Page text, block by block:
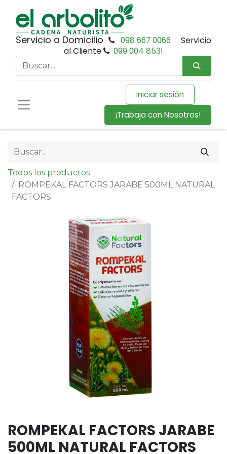
Servicio a Domicilio 098 667 0066
Servicio
al Cliente
099 004 8531
Iniciar sesión
¡Trabaja con Nosotros!
Todos los productos
ROMPEKAL FACTORS JARABE 500ML NATURAL
FACTORS
ROMPEKAL FACTORS JARABE
500ML NATURAL FACTORS